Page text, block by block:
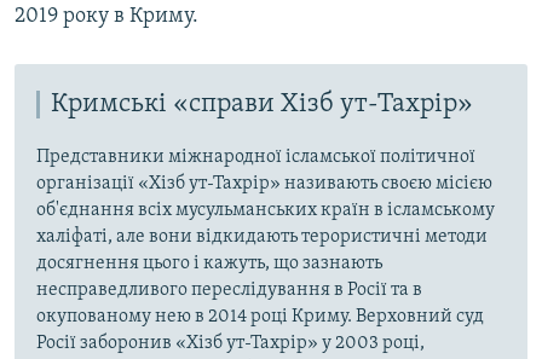
2019 року в Криму.
Кримські «справи Хізб ут-Тахрір»
Представники міжнародної ісламської політичної
організації «Хізб ут-Тахрір» називають своєю місією
об'єднання всіх мусульманських країн в ісламському
халіфаті, але вони відкидають терористичні методи
досягнення цього і кажуть, що зазнають
несправедливого переслідування в Росії та в
окупованому нею в 2014 році Криму. Верховний суд
Росії заборонив «Хізб ут-Тахрір» у 2003 році,